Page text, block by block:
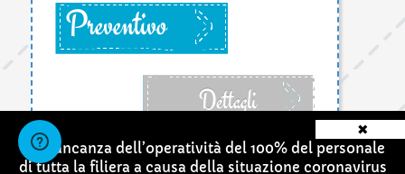
Preventivo
Dettagli
✖
La mancanza dell’operatività del 100% del personale
di tutta la filiera a causa della situazione coronavirus